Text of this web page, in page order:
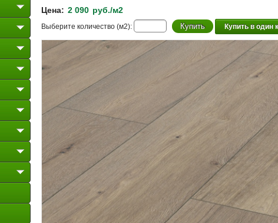
Цена: 2 090 руб./м2
Выберите количество (м2): Купить в один